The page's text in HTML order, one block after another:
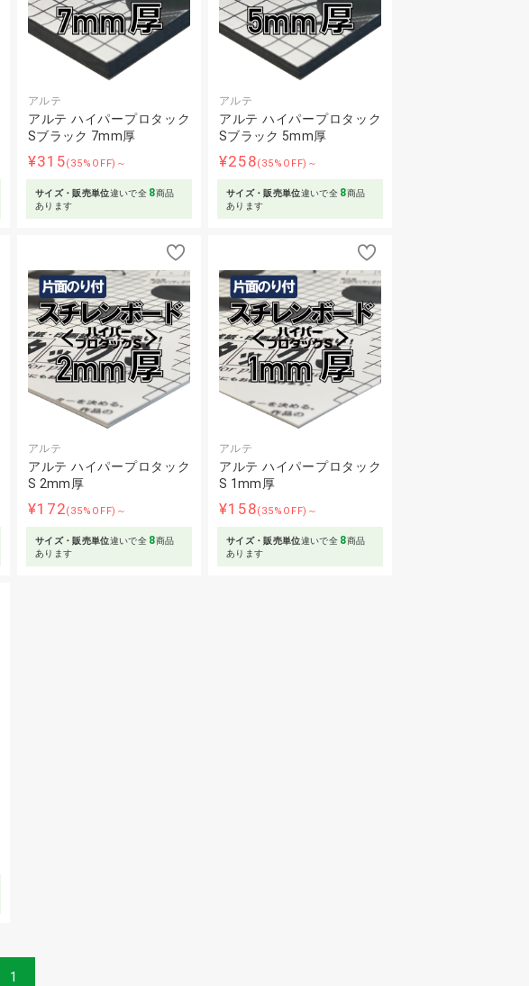
アルテ
アルテ ハイパープロタック
Sブラック 7mm厚
¥315(35%OFF)～
サイズ・販売単位違いで全 8商品
あります
アルテ
アルテ ハイパープロタック
Sブラック 5mm厚
¥258(35%OFF)～
サイズ・販売単位違いで全 8商品
あります
アルテ
アルテ ハイパープロタック
S 2mm厚
¥172(35%OFF)～
サイズ・販売単位違いで全 8商品
あります
アルテ
アルテ ハイパープロタック
S 1mm厚
¥158(35%OFF)～
サイズ・販売単位違いで全 8商品
あります
1